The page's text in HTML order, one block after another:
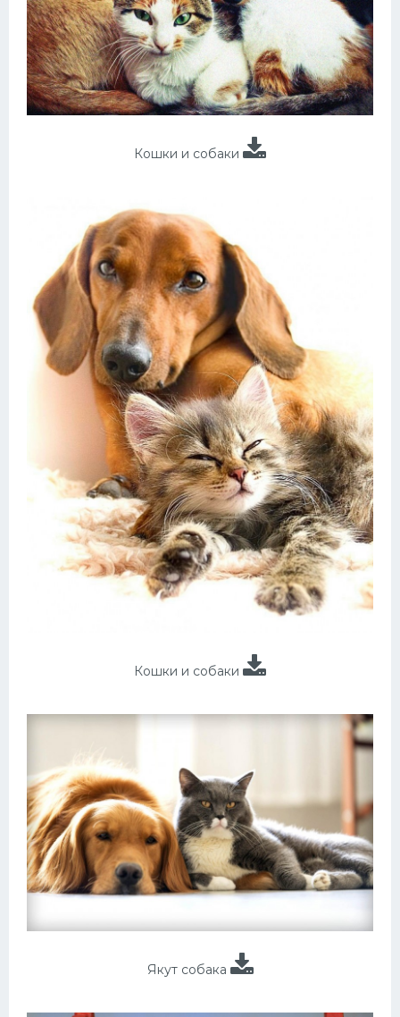
Кошки и собаки
Кошки и собаки
Якут собака